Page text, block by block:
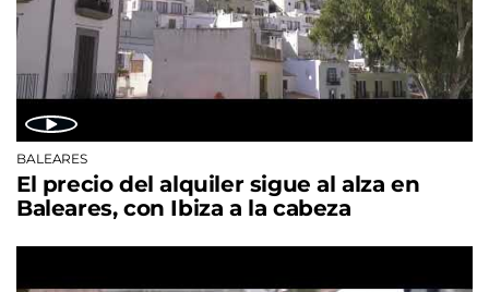
BALEARES
El precio del alquiler sigue al alza en
Baleares, con Ibiza a la cabeza